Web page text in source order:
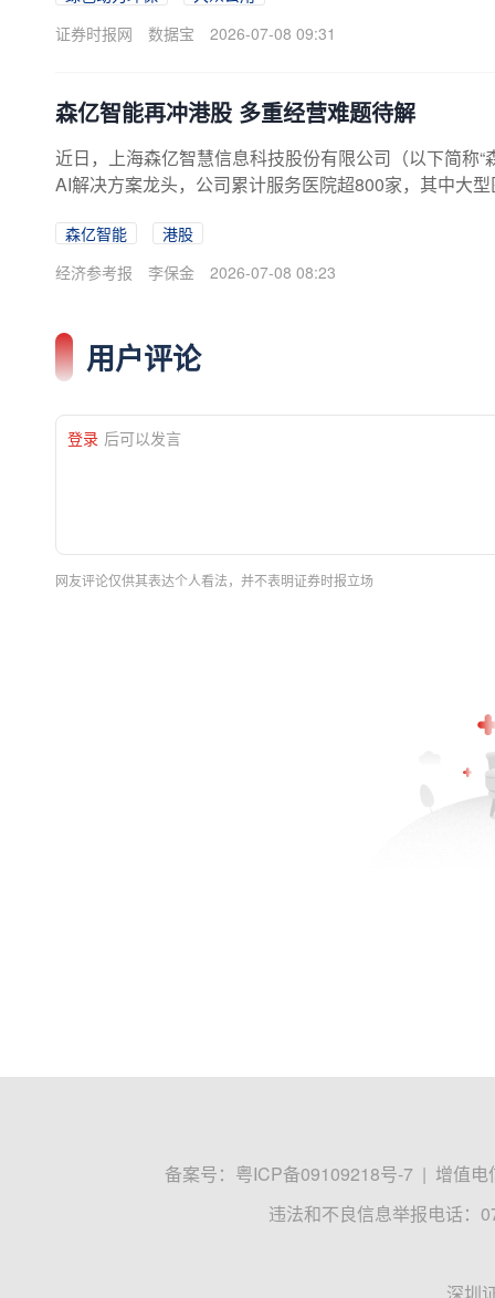
03只，1%~5%的
证券时报网
数据宝 2026-07-08 09:31
森亿智能再冲港股 多重经营难题待解
近日，上海森亿智慧信息科技股份有限公司（以下简称
AI解决方案龙头，公司累计服务医院超800家，其中大
债压力凸显，本次上市前路存在多重不确定性。持续亏
独角兽企业。公司依托自研人工智能、大模型、大数据
森亿智能
港股
经济参考报
李保金 2026-07-08 08:23
用户评论
登录 后可以发言
网友评论仅供其表达个人看法，并不表明证券时报立场
备案号： 粤ICP备09109218号-7 | 增值电
违法和不良信息举报电话：